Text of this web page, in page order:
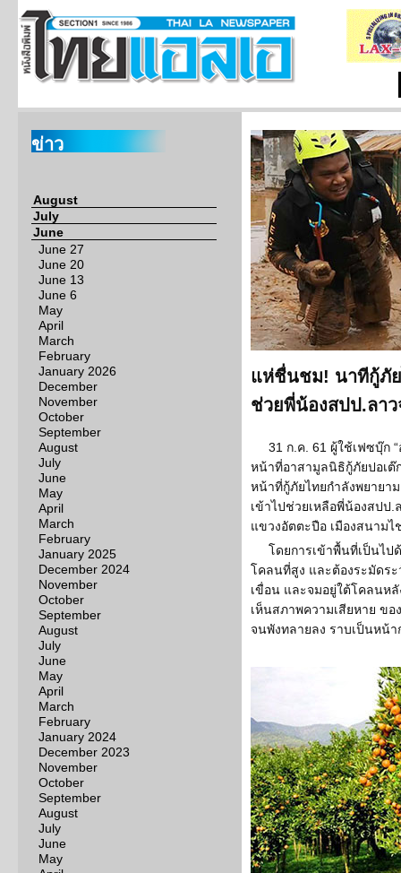
ข่าว
August
July
June
June 27
June 20
June 13
June 6
May
April
March
February
January 2026
December
November
October
September
August
July
June
May
April
March
February
January 2025
December 2024
November
October
September
August
July
June
May
April
March
February
January 2024
December 2023
November
October
September
August
July
June
May
แห่ชื่นชม! นาทีกู้ภัย
ช่วยพี่น้องสปป.ลา
31 ก.ค. 61 ผู้ใช้เฟซบุ๊ก
หน้าที่อาสามูลนิธิกู้ภัยปอเต๊
หน้าที่กู้ภัยไทยกำลังพยายา
เข้าไปช่วยเหลือพี่น้องสปป
แขวงอัตตะปือ เมืองสนามไ
โดยการเข้าพื้นที่เป็นไป
โคลนที่สูง และต้องระมัดร
เขื่อน และจมอยู่ใต้โคลนห
เห็นสภาพความเสียหาย ข
จนพังทลายลง ราบเป็นหน้า